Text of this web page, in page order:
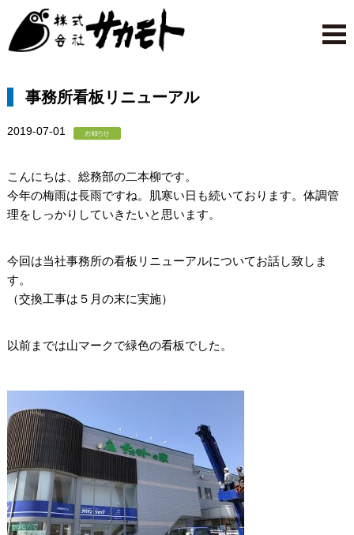
事務所看板リニューアル
2019-07-01
こんにちは、総務部の二本柳です。
今年の梅雨は長雨ですね。肌寒い日も続いております。体調管
理をしっかりしていきたいと思います。
今回は当社事務所の看板リニューアルについてお話し致しま
す。
（交換工事は５月の末に実施）
以前までは山マークで緑色の看板でした。